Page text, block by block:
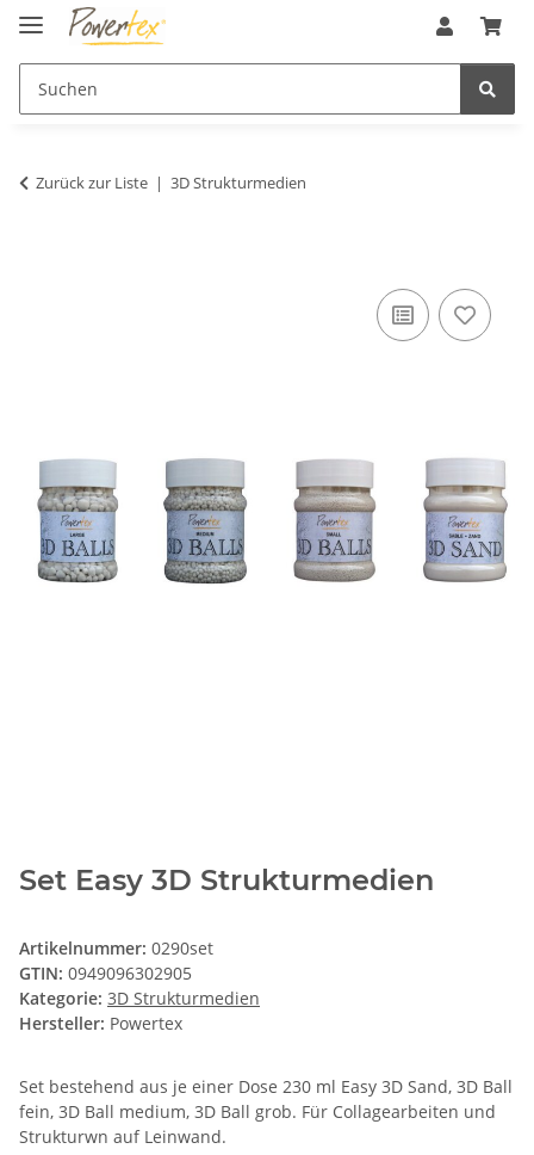
Zurück zur Liste 3D Strukturmedien
Set Easy 3D Strukturmedien
Artikelnummer: 0290set
GTIN: 0949096302905
Kategorie: 3D Strukturmedien
Hersteller: Powertex
Set bestehend aus je einer Dose 230 ml Easy 3D Sand, 3D Ball
fein, 3D Ball medium, 3D Ball grob. Für Collagearbeiten und
Strukturwn auf Leinwand.